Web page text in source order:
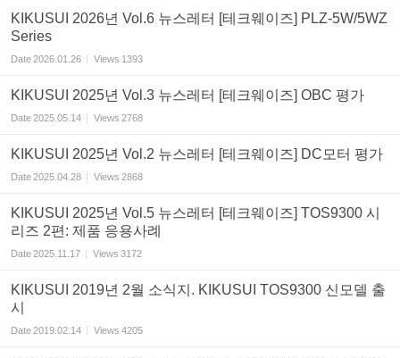
KIKUSUI 2026년 Vol.6 뉴스레터 [테크웨이즈] PLZ-5W/5WZ
Series
Date2026.01.26 Views 1393
KIKUSUI 2025년 Vol.3 뉴스레터 [테크웨이즈] OBC 평가
Date2025.05.14 Views 2768
KIKUSUI 2025년 Vol.2 뉴스레터 [테크웨이즈] DC모터 평가
Date2025.04.28 Views 2868
KIKUSUI 2025년 Vol.5 뉴스레터 [테크웨이즈] TOS9300 시
리즈 2편: 제품 응용사례
Date2025.11.17 Views 3172
KIKUSUI 2019년 2월 소식지. KIKUSUI TOS9300 신모델 출
시
Date2019.02.14 Views 4205